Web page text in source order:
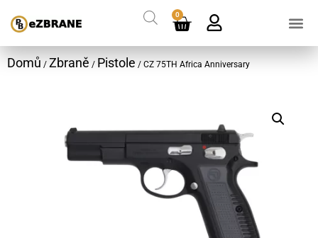
0
Domů / Zbraně / Pistole / CZ 75TH Africa Anniversary